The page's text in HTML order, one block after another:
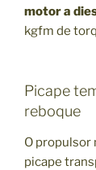
motor a
kgfm de
Picape
reboque
O propulsor
picape